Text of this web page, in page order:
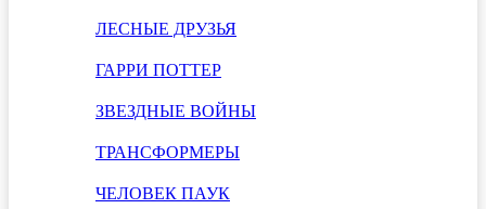
ЛЕСНЫЕ ДРУЗЬЯ
ГАРРИ ПОТТЕР
ЗВЕЗДНЫЕ ВОЙНЫ
ТРАНСФОРМЕРЫ
ЧЕЛОВЕК ПАУК